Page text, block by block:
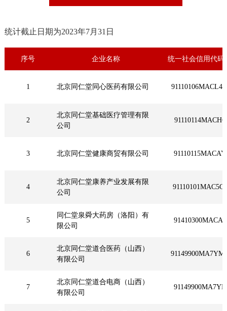
同仁
统计截止日期为2023年7月31日
序号 企业名称 统一社会信用代码
1 北京同仁堂同心医药有限公司
2
北京同仁堂基础医疗管理有限
公司
3 北京同仁堂健康商贸有限公司
4
北京同仁堂康养产业发展有限
公司
5
同仁堂泉舜大药房（洛阳）有
限公司
6
北京同仁堂道合医药（山西）
有限公司
7
北京同仁堂道合电商（山西）
有限公司